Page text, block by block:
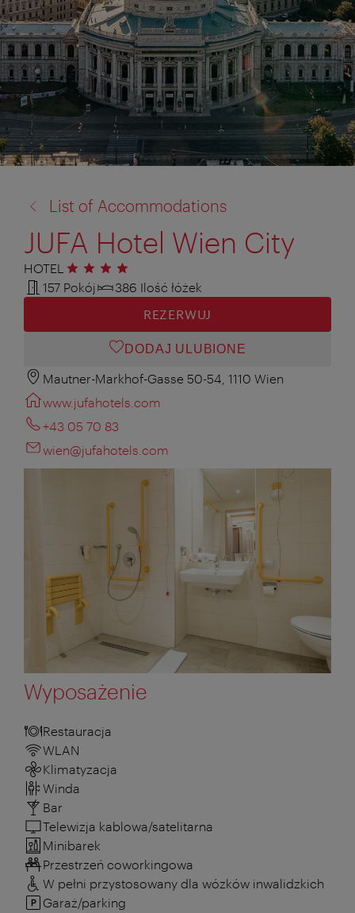
do:
List of Accommodations
JUFA Hotel Wien City
HOTEL 4 gwiazdki
157 Pokój
386 Ilość łóżek
REZERWUJ
DODAJ ULUBIONE
Mautner-Markhof-Gasse 50-54, 1110 Wien
www.jufahotels.com
+43 05 70 83
wien@jufahotels.com
Wyposażenie
Restauracja
WLAN
Klimatyzacja
Winda
Bar
Telewizja kablowa/satelitarna
Minibarek
Przestrzeń coworkingowa
W pełni przystosowany dla wózków inwalidzkich
Garaż/parking